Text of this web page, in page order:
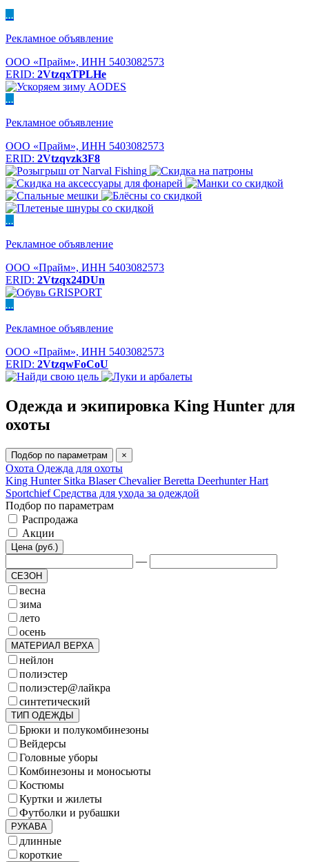
...
Рекламное объявление
ООО «Прайм», ИНН 5403082573
ERID: 2VtzqxTPLHe
...
Рекламное объявление
ООО «Прайм», ИНН 5403082573
ERID: 2Vtzqvzk3F8
...
Рекламное объявление
ООО «Прайм», ИНН 5403082573
ERID: 2Vtzqx24DUn
...
Рекламное объявление
ООО «Прайм», ИНН 5403082573
ERID: 2VtzqwFoCoU
Одежда и экипировка King Hunter для
охоты
Подбор по параметрам ×
Охота Одежда для охоты
King Hunter Sitka BlaserChevalierBeretta DeerhunterHart
SportchiefСредства для ухода за одеждой
Подбор по параметрам
Распродажа
Акции
Цена (руб.)
—
СЕЗОН
весна
зима
лето
осень
МАТЕРИАЛ ВЕРХА
нейлон
полиэстер
полиэстер@лайкра
синтетический
ТИП ОДЕЖДЫ
Брюки и полукомбинезоны
Вейдерсы
Головные уборы
Комбинезоны и моносьюты
Костюмы
Куртки и жилеты
Футболки и рубашки
РУКАВА
длинные
короткие